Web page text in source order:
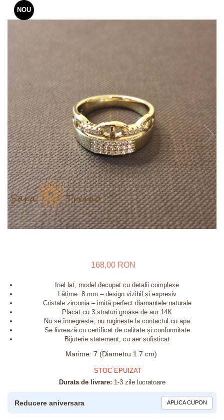
Bijuterii pentru barbati
Bijuterii din argint placate cu aur
24K
NOU
168,00 RON
Inel lat, model decupat cu detalii complexe
Lățime: 8 mm – design vizibil și expresiv
Cristale zirconia – imită perfect diamantele naturale
Placat cu 3 straturi groase de aur 14K
Nu se înnegrește, nu ruginește la contactul cu apa
Se livrează cu certificat de calitate și conformitate
Bijuterie statement, cu aer sofisticat
Marime: 7 (Diametru 1.7 cm)
STOC EPUIZAT
Durata de livrare: 1-3 zile lucratoare
Reducere aniversara APLICA CUPON